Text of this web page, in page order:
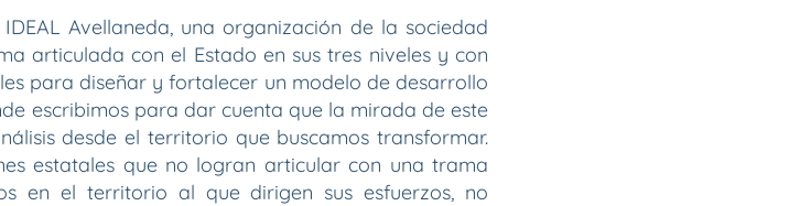
Avellaneda, una organización de la sociedad
articulada con el Estado en sus tres niveles y con
para diseñar y fortalecer un modelo de desarrollo
escribimos para dar cuenta que la mirada de este
desde el territorio que buscamos transformar.
estatales que no logran articular con una trama
en el territorio al que dirigen sus esfuerzos, no